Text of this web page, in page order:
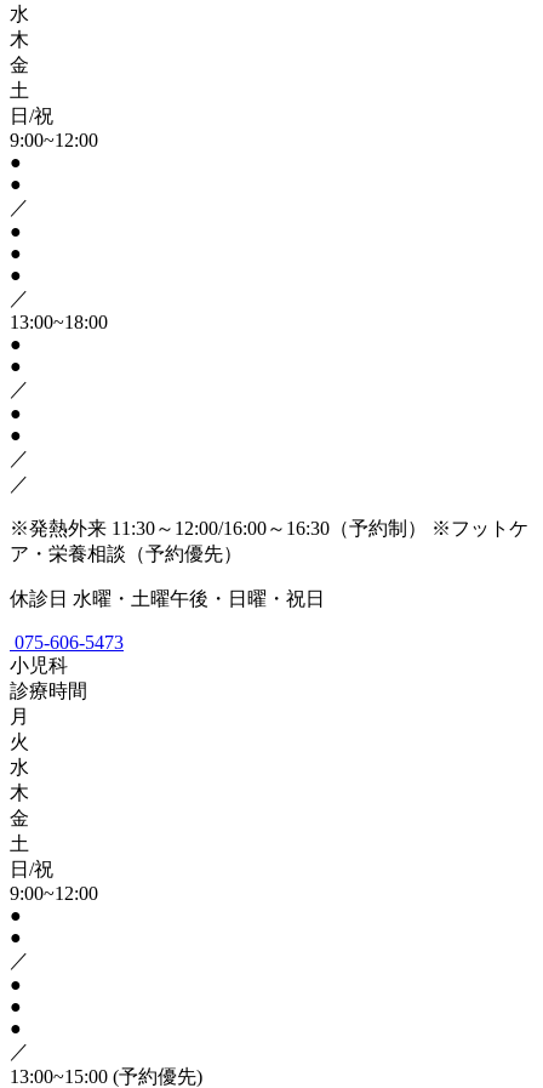
水
木
金
土
日/祝
9:00~12:00
●
●
／
●
●
●
／
13:00~18:00
●
●
／
●
●
／
／
※発熱外来 11:30～12:00/16:00～16:30（予約制）
※フットケ
ア・栄養相談（予約優先）
休診日 水曜・土曜午後・日曜・祝日
075-606-5473
小児科
診療時間
月
火
水
木
金
土
日/祝
9:00~12:00
●
●
／
●
●
●
／
13:00~15:00 (予約優先)